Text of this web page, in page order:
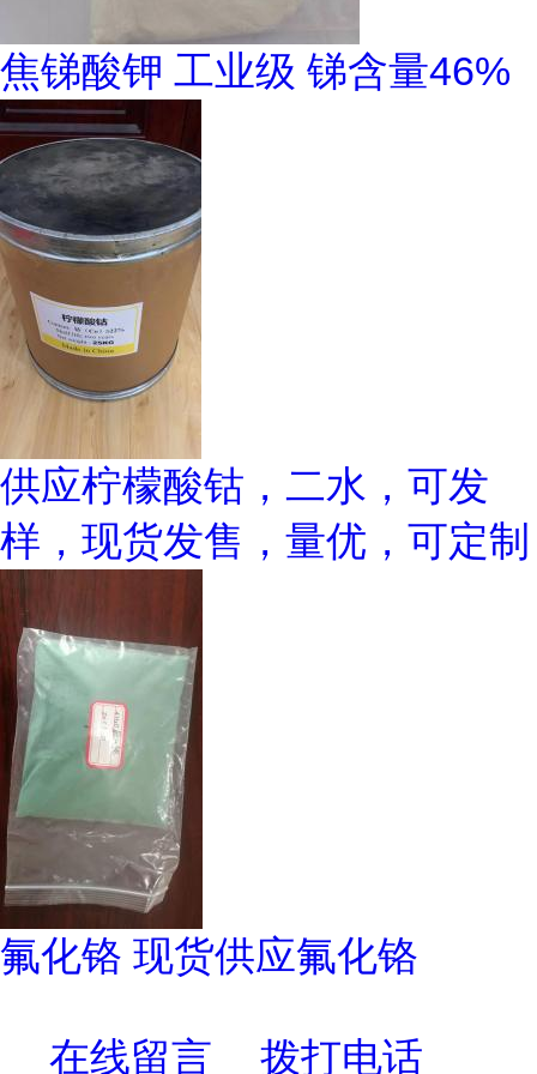
焦锑酸钾 工业级 锑含量46%
供应柠檬酸钴，二水，可发
样，现货发售，量优，可定制
氟化铬 现货供应氟化铬
在线留言 拨打电话